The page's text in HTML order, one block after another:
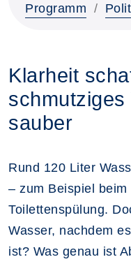
Programm
Klarheit
sauber
Rund 120 Liter
– zum Beispiel
Toilettenspülung.
Wasser, nachdem
ist? Was genau ist